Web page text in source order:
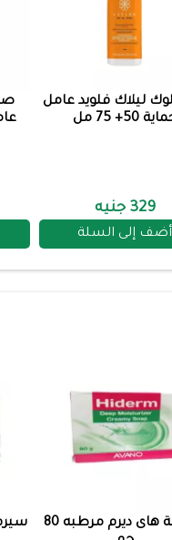
ليلاك فلويد عامل
50+ 75 مل
329 جنيه
أضف إلى السلة
صابونة هاى ديرم مرطبه 80